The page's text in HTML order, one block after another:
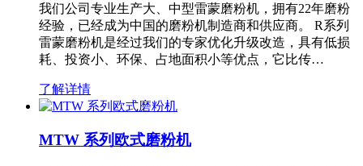
我们公司专业生产大、中型雷蒙磨粉机，拥有22年磨粉
经验，已经成为中国的磨粉机制造商和供应商。 R系列
雷蒙磨粉机是经过我们的专家优化升级改造，具有低损
耗、投资小、环保、占地面积小等优点，它比传…
了解详情
MTW 系列欧式磨粉机